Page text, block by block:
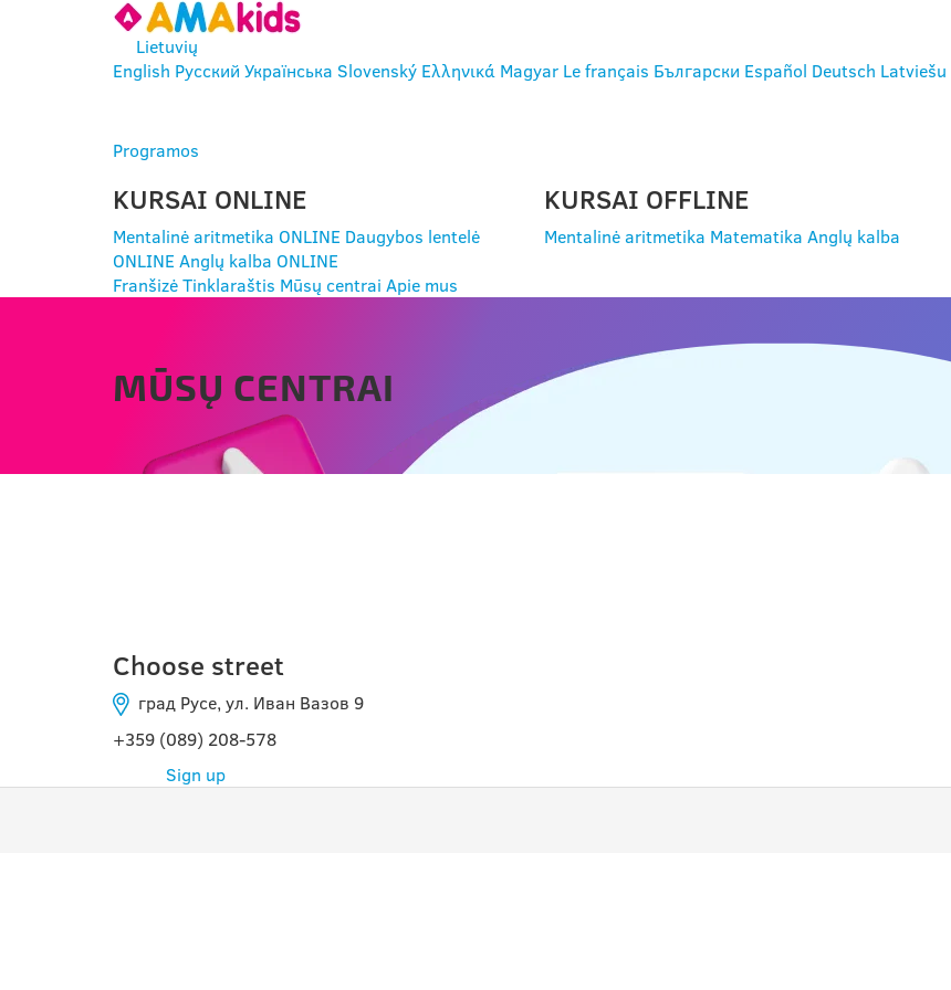
Lietuvių
English Русский Українська Slovenský Ελληνικά Magyar Le français Български Español Deutsch Latviešu
Programos
KURSAI ONLINE
Mentalinė aritmetika ONLINE Daugybos lentelė
ONLINE Anglų kalba ONLINE
KURSAI OFFLINE
Mentalinė aritmetika Matematika Anglų kalba
FranšizėTinklaraštis Mūsų centrai Apie mus
MŪSŲ CENTRAI
Choose street
град Русе, ул. Иван Вазов 9
+359 (089) 208-578
Sign up